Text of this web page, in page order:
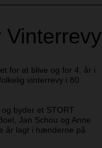
Vinterrevy
for at blive og for 4. år i
vinterrevy i 80
byder et STORT
Jan Schou og Anne
år lagt i hænderne på